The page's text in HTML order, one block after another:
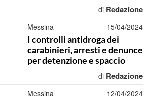
di Redazione
Messina 15/04/2024
I controlli antidroga dei
carabinieri, arresti e denunce
per detenzione e spaccio
di Redazione
Messina 12/04/2024